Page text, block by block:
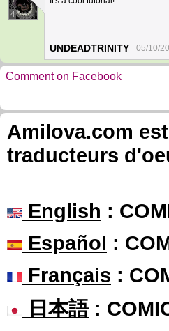
4
UNDEADTRINITY 05/10/
Comment on Facebook
Amilova.com
traducteurs
English :
Español :
Français :
日本語: